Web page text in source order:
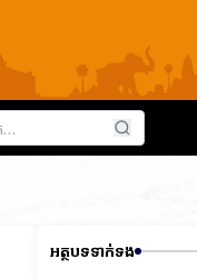
អត្ថបទទាក់ទង